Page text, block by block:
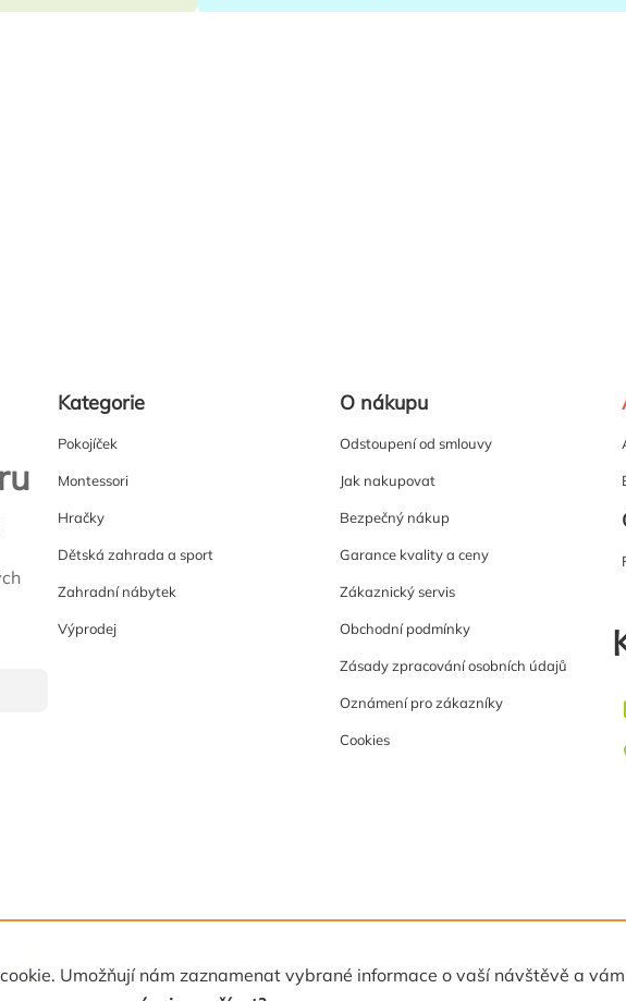
Umožňují nám zaznamenat vybrané informace o vaší návštěvě a
Kategorie
Pokojíček
Montessori
Hračky
Dětská zahrada a sport
Zahradní nábytek
Výprodej
O nákupu
Odstoupení od smlouvy
Jak nakupovat
Bezpečný nákup
Garance kvality a ceny
Zákaznický servis
Obchodní podmínky
Zásady zpracování osobních údajů
Oznámení pro zákazníky
Cookies